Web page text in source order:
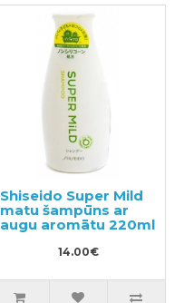
Shiseido Super Mild
matu šampūns ar
augu aromātu 220ml
14.00€